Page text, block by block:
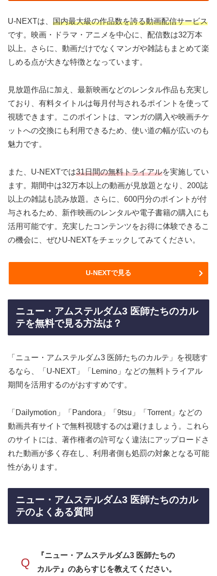
U-NEXTは、 国内最大級の作品数を誇る動画配信サービス
です。映画・ドラマ・アニメを中心に、配信数は32万本
以上。さらに、動画だけでなくマンガや雑誌もまとめて楽
しめる点が大きな特徴となっています。
見放題作品に加え、最新映画などのレンタル作品も充実し
ており、有料タイトルは毎月付与されるポイントを使って
視聴できます。このポイントは、マンガの購入や映画チケ
ットへの交換にも利用できるため、使い道の幅が広いのも
魅力です。
また、U-NEXTでは31日間の無料トライアルを実施してい
ます。期間中は32万本以上の動画が見放題となり、200誌
以上の雑誌も読み放題。さらに、600円分のポイントが付
与されるため、新作映画のレンタルや電子書籍の購入にも
活用可能です。充実したコンテンツをお得に体験できるこ
の機会に、ぜひU-NEXTをチェックしてみてください。
U-NEXTで見る
ニュー・アムステルダム3 医師たちのカル
テを無料で見る方法は？
「ニュー・アムステルダム3 医師たちのカルテ」を視聴す
るなら、「U-NEXT」「Lemino」などの無料トライアル
期間を活用するのがおすすめです。
「Dailymotion」「Pandora」「9tsu」「Torrent」などの
動画共有サイトで無料視聴するのは避けましょう。これら
のサイトには、著作権者の許可なく違法にアップロードさ
れた動画が多く存在し、利用者側も処罰の対象となる可能
性があります。
ニュー・アムステルダム3 医師たちのカル
テのよくある質問
Q
『ニュー・アムステルダム3 医師たちの
カルテ』のあらすじを教えてください。